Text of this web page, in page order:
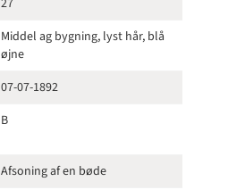
27
Middel ag bygning, lyst hår, blå
øjne
07-07-1892
B
Afsoning af en bøde